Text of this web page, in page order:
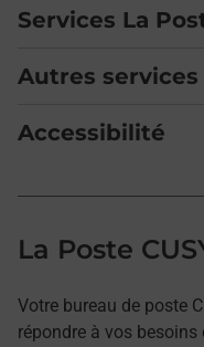
Services La
Autres services
Accessibilité
La Poste
Votre bureau de poste
répondre à vos